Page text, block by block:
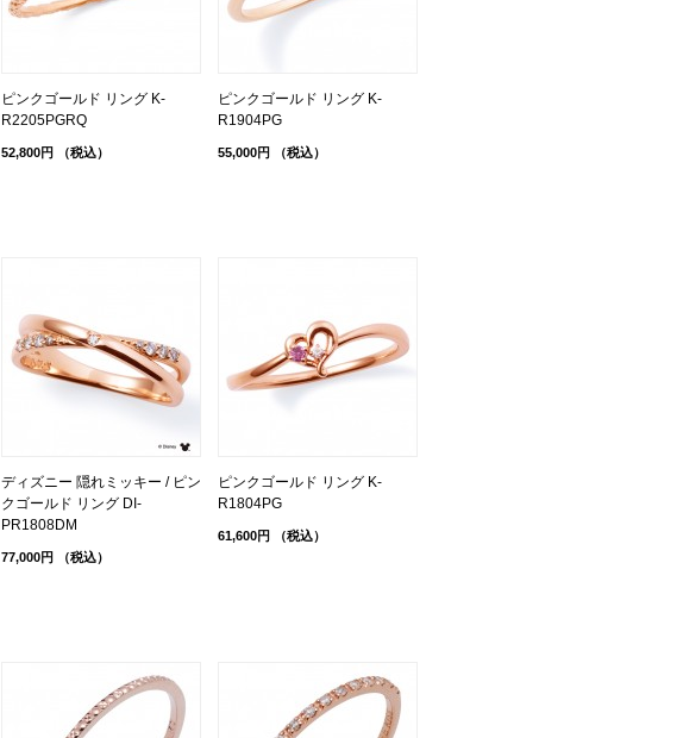
ピンクゴールド リング K-
R2205PGRQ
52,800円 （税込）
ピンクゴールド リング K-
R1904PG
55,000円 （税込）
ディズニー 隠れミッキー / ピン
クゴールド リング DI-
PR1808DM
77,000円 （税込）
ピンクゴールド リング K-
R1804PG
61,600円 （税込）